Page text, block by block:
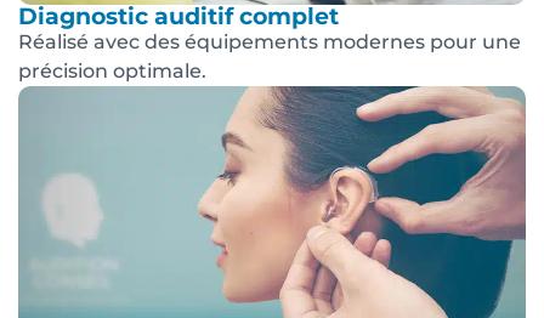
Diagnostic auditif complet
Réalisé avec des équipements modernes pour une
précision optimale.